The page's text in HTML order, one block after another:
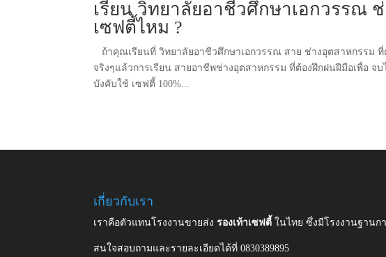
เรียน วิทยาลัยอาชีวศึกษาเอกวรรณ
เซฟตี้ไหม ?
ถ้าคุณเรียนที่ วิทยาลัยอาชีวศึกษาเอกวรรณ สาย ช่างอุตสาหกรรม ที่
จริงๆแล้วการเรียน สายอาชีพช่างอุตสาหกรรม ที่ต้องฝึกฝนฝีมือเพื่อ
บังคับใช้ เซฟตี้ 100%...
เกี่ยวกับเรา
เราคือตัวแทนโรงงานขายส่งรองเท้าเซฟตี้ในไทย ซึ่งมีโรงงานฐาน
สนใจสอบถามและรายละเอียดได้ที่ 0830389895